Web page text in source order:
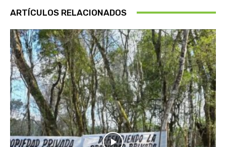
ARTÍCULOS RELACIONADOS